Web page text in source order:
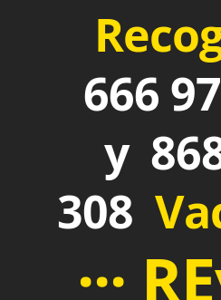
666
y
308
···